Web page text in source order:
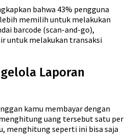
bahwa 43% pengguna
memilih untuk melakukan
barcode (scan-and-go),
untuk melakukan transaksi
Laporan
kamu membayar dengan
uang tersebut satu per
menghitung seperti ini bisa saja